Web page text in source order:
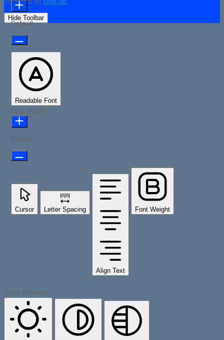
Hide Toolbar
Default
Readable Font
Line Height
Default
Cursor Letter Spacing
Align Text
Font Weight
Color Modules